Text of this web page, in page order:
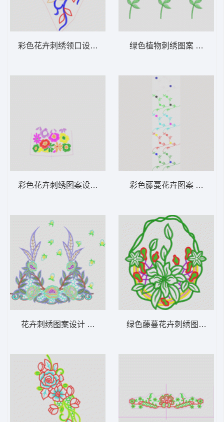
彩色花卉刺绣领口设计 衣领
彩色花卉刺绣图案设计 衣裙大花
花卉刺绣图案设计 烫花条码
绿色植物刺绣图案 条码
彩色藤蔓花卉图案 窗帘
绿色藤蔓花卉刺绣图案 圆花